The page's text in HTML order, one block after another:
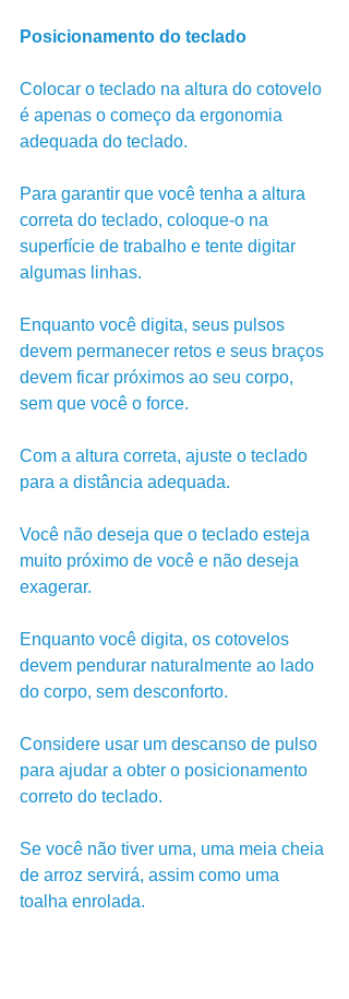
Posicionamento do teclado
Colocar o teclado na altura do cotovelo
é apenas o começo da ergonomia
adequada do teclado.
Para garantir que você tenha a altura
correta do teclado, coloque-o na
superfície de trabalho e tente digitar
algumas linhas.
Enquanto você digita, seus pulsos
devem permanecer retos e seus braços
devem ficar próximos ao seu corpo,
sem que você o force.
Com a altura correta, ajuste o teclado
para a distância adequada.
Você não deseja que o teclado esteja
muito próximo de você e não deseja
exagerar.
Enquanto você digita, os cotovelos
devem pendurar naturalmente ao lado
do corpo, sem desconforto.
Considere usar um descanso de pulso
para ajudar a obter o posicionamento
correto do teclado.
Se você não tiver uma, uma meia cheia
de arroz servirá, assim como uma
toalha enrolada.